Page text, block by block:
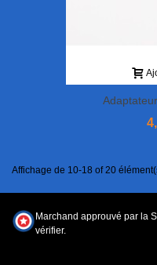
Affichage de 10-18 of 20
Marchand approuvé par la
vérifier.